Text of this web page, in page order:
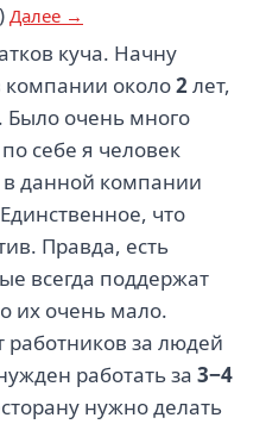
Далее →
куча. Начну
компании около2лет,
очень много
себе я человек
в данной компании
что
Правда, есть
всегда поддержат
их очень мало.
работников за людей
работать за 3−4
нужно делать